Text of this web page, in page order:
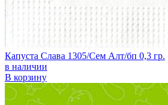
Капуста Слава 1305/Сем Алт/бп 0,3 гр.
в наличии
В корзину